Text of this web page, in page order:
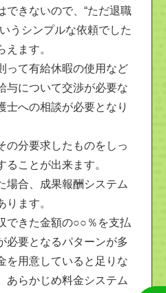
できないので、“ただ退職
うシンプルな依頼でした
えます。
って有給休暇の使用など
与について交渉が必要な
士への相談が必要となり
の分要求したものをしっ
ことが出来ます。
場合、成果報酬システム
ります。
できた金額の○○％を支払
必要となるパターンが多
を用意していると足りな
あらかじめ料金システム